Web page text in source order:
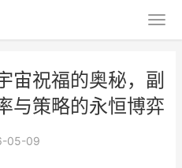
宙祝福的奥秘，副
与策略的永恒博弈
05-09